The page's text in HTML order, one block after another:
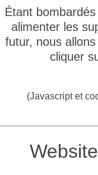
Étant
alimenter les
futur, nous
cliquer
(Javascript et